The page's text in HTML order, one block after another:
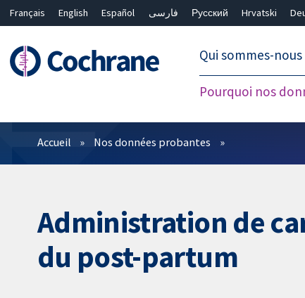
Français English Español فارسی Русский Hrvatski
Qui sommes-nous
Pourquoi nos
Filtres
Accueil Nos données probantes
Administration de
du post-partum